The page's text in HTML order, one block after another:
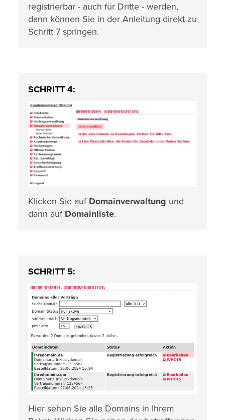
registrierbar - auch für Dritte - werden,
dann können Sie in der Anleitung direkt zu
Schritt 7 springen.
SCHRITT 4:
Klicken Sie auf Domainverwaltung und
dann auf Domainliste.
SCHRITT 5:
Hier sehen Sie alle Domains in Ihrem